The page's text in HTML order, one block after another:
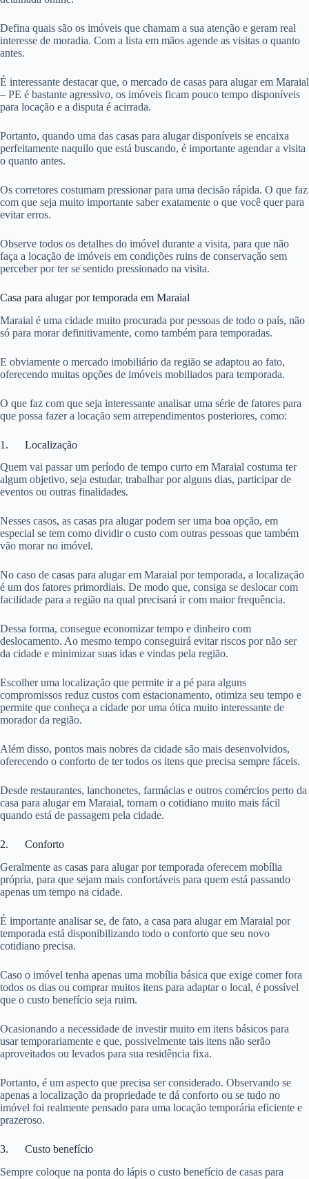
Defina quais são os imóveis que chamam a sua atenção e geram real
interesse de moradia. Com a lista em mãos agende as visitas o quanto
antes.
É interessante destacar que, o mercado de casas para alugar em Maraial
– PE é bastante agressivo, os imóveis ficam pouco tempo disponíveis
para locação e a disputa é acirrada.
Portanto, quando uma das casas para alugar disponíveis se encaixa
perfeitamente naquilo que está buscando, é importante agendar a visita
o quanto antes.
Os corretores costumam pressionar para uma decisão rápida. O que faz
com que seja muito importante saber exatamente o que você quer para
evitar erros.
Observe todos os detalhes do imóvel durante a visita, para que não
faça a locação de imóveis em condições ruins de conservação sem
perceber por ter se sentido pressionado na visita.
Casa para alugar por temporada em Maraial
Maraial é uma cidade muito procurada por pessoas de todo o país, não
só para morar definitivamente, como também para temporadas.
E obviamente o mercado imobiliário da região se adaptou ao fato,
oferecendo muitas opções de imóveis mobiliados para temporada.
O que faz com que seja interessante analisar uma série de fatores para
que possa fazer a locação sem arrependimentos posteriores, como:
1. Localização
Quem vai passar um período de tempo curto em Maraial costuma ter
algum objetivo, seja estudar, trabalhar por alguns dias, participar de
eventos ou outras finalidades.
Nesses casos, as casas pra alugar podem ser uma boa opção, em
especial se tem como dividir o custo com outras pessoas que também
vão morar no imóvel.
No caso de casas para alugar em Maraial por temporada, a localização
é um dos fatores primordiais. De modo que, consiga se deslocar com
facilidade para a região na qual precisará ir com maior frequência.
Dessa forma, consegue economizar tempo e dinheiro com
deslocamento. Ao mesmo tempo conseguirá evitar riscos por não ser
da cidade e minimizar suas idas e vindas pela região.
Escolher uma localização que permite ir a pé para alguns
compromissos reduz custos com estacionamento, otimiza seu tempo e
permite que conheça a cidade por uma ótica muito interessante de
morador da região.
Além disso, pontos mais nobres da cidade são mais desenvolvidos,
oferecendo o conforto de ter todos os itens que precisa sempre fáceis.
Desde restaurantes, lanchonetes, farmácias e outros comércios perto da
casa para alugar em Maraial, tornam o cotidiano muito mais fácil
quando está de passagem pela cidade.
2. Conforto
Geralmente as casas para alugar por temporada oferecem mobília
própria, para que sejam mais confortáveis para quem está passando
apenas um tempo na cidade.
É importante analisar se, de fato, a casa para alugar em Maraial por
temporada está disponibilizando todo o conforto que seu novo
cotidiano precisa.
Caso o imóvel tenha apenas uma mobília básica que exige comer fora
todos os dias ou comprar muitos itens para adaptar o local, é possível
que o custo benefício seja ruim.
Ocasionando a necessidade de investir muito em itens básicos para
usar temporariamente e que, possivelmente tais itens não serão
aproveitados ou levados para sua residência fixa.
Portanto, é um aspecto que precisa ser considerado. Observando se
apenas a localização da propriedade te dá conforto ou se tudo no
imóvel foi realmente pensado para uma locação temporária eficiente e
prazeroso.
3. Custo benefício
Sempre coloque na ponta do lápis o custo benefício de casas para